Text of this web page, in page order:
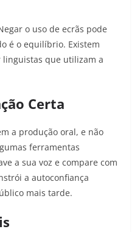
o uso de ecrãs pode
é o equilíbrio. Existem
linguistas que utilizam a
Certa
a produção oral, e não
ferramentas
a sua voz e compare com
a autoconfiança
mais tarde.